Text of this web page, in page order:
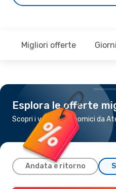
Migliori offerte
Esplora le offerte
Scopri i voli più economici da
Andata e ritorno